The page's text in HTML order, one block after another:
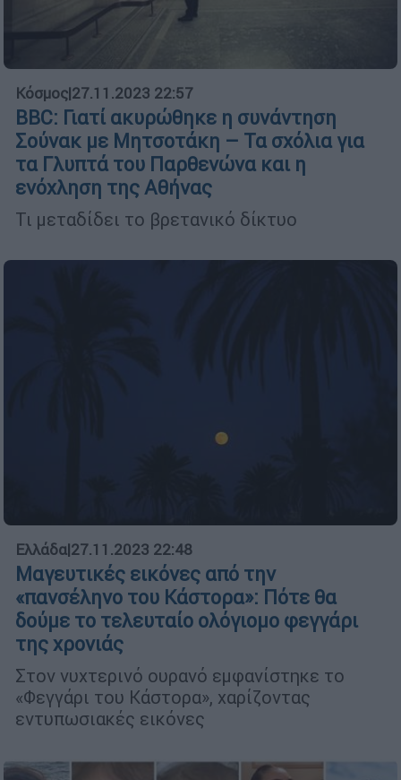
Κόσμος|27.11.2023 22:57
BBC: Γιατί ακυρώθηκε η συνάντηση
Σούνακ με Μητσοτάκη – Τα σχόλια για
τα Γλυπτά του Παρθενώνα και η
ενόχληση της Αθήνας
Τι μεταδίδει το βρετανικό δίκτυο
Ελλάδα|27.11.2023 22:48
Μαγευτικές εικόνες από την
«πανσέληνο του Κάστορα»: Πότε θα
δούμε το τελευταίο ολόγιομο φεγγάρι
της χρονιάς
Στον νυχτερινό ουρανό εμφανίστηκε το
«Φεγγάρι του Κάστορα», χαρίζοντας
εντυπωσιακές εικόνες